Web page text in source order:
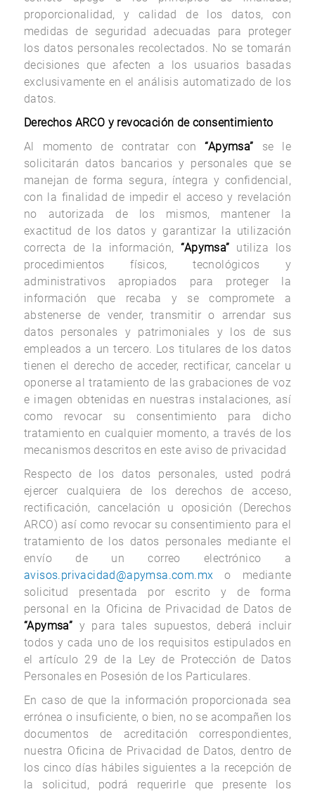
proporcionalidad, y calidad de los datos, con
medidas de seguridad adecuadas para proteger
los datos personales recolectados. No se tomarán
decisiones que afecten a los usuarios basadas
exclusivamente en el análisis automatizado de los
datos.
Derechos ARCO y revocación de consentimiento
Al momento de contratar con“Apymsa” se le
solicitarán datos bancarios y personales que se
manejan de forma segura, íntegra y confidencial,
con la finalidad de impedir el acceso y revelación
no autorizada de los mismos, mantener la
exactitud de los datos y garantizar la utilización
correcta de la información,“Apymsa” utiliza los
procedimientos físicos, tecnológicos y
administrativos apropiados para proteger la
información que recaba y se compromete a
abstenerse de vender, transmitir o arrendar sus
datos personales y patrimoniales y los de sus
empleados a un tercero. Los titulares de los datos
tienen el derecho de acceder, rectificar, cancelar u
oponerse al tratamiento de las grabaciones de voz
e imagen obtenidas en nuestras instalaciones, así
como revocar su consentimiento para dicho
tratamiento en cualquier momento, a través de los
mecanismos descritos en este aviso de privacidad
Respecto de los datos personales, usted podrá
ejercer cualquiera de los derechos de acceso,
rectificación, cancelación u oposición (Derechos
ARCO) así como revocar su consentimiento para el
tratamiento de los datos personales mediante el
envío de un correo electrónico a
avisos.privacidad@apymsa.com.mxo mediante
solicitud presentada por escrito y de forma
personal en la Oficina de Privacidad de Datos de
“Apymsa” y para tales supuestos, deberá incluir
todos y cada uno de los requisitos estipulados en
el artículo 29 de la Ley de Protección de Datos
Personales en Posesión de los Particulares.
En caso de que la información proporcionada sea
errónea o insuficiente, o bien, no se acompañen los
documentos de acreditación correspondientes,
nuestra Oficina de Privacidad de Datos, dentro de
los cinco días hábiles siguientes a la recepción de
la solicitud, podrá requerirle que presente los